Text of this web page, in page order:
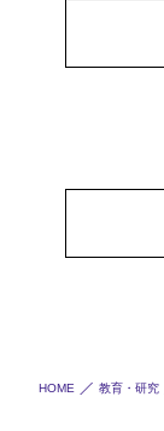
HOME 教育・研究